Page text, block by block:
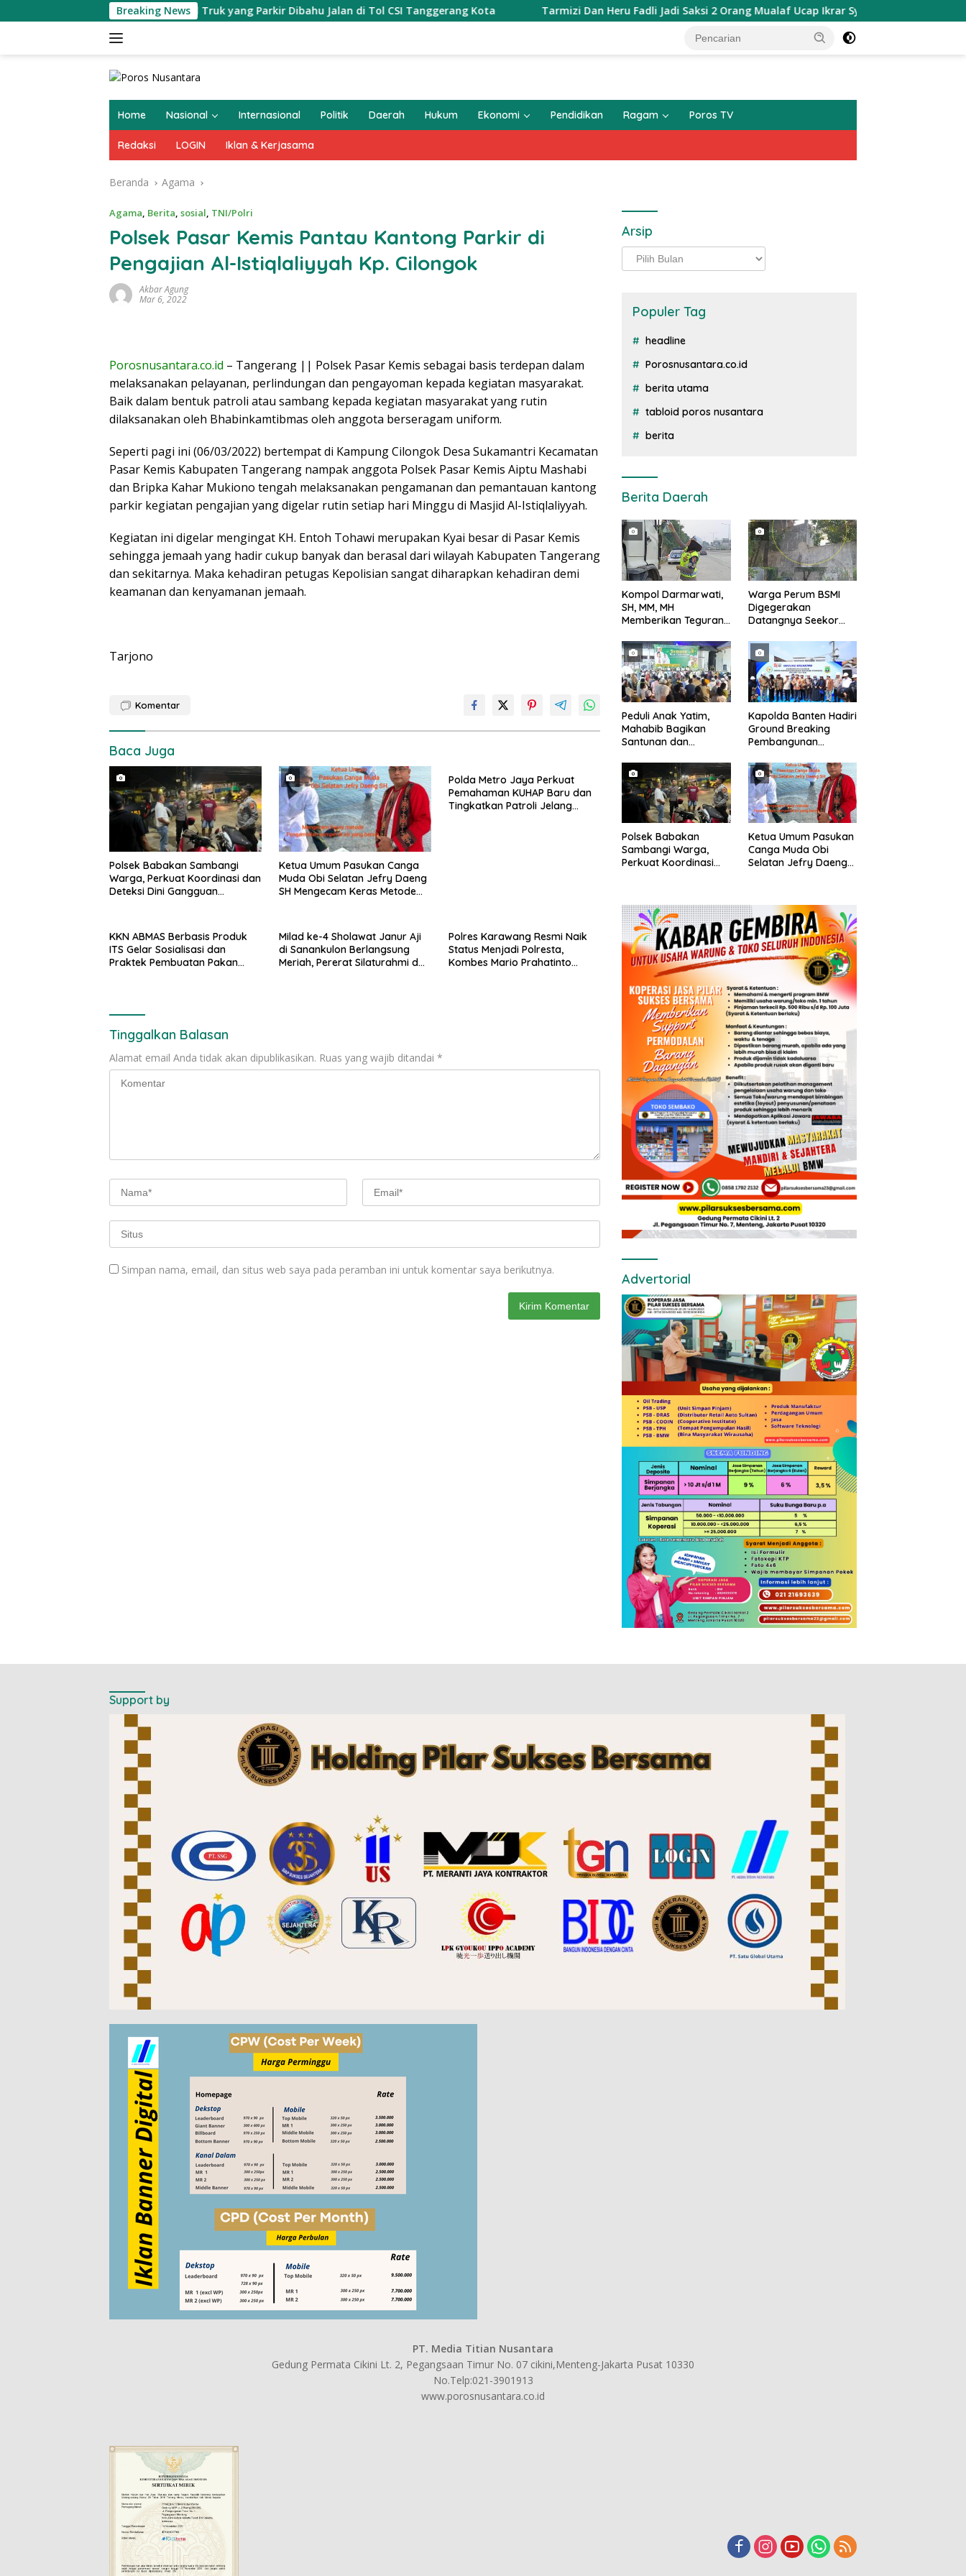
ke
Breaking News
Terhadap Mobil Truk yang Parkir Dibahu Jalan di Tol CSI Tanggerang Kota Tarmizi Dan Heru Fadli Jadi Saksi 2 Orang Mualaf Ucap Ikrar Syahadat Di Masjid Raya Al-Bakrie
Home Nasional Internasional Politik Daerah Hukum Ekonomi Pendidikan Ragam Poros TV
Redaksi LOGIN Iklan & Kerjasama
Beranda Agama
Agama, Berita, sosial, TNI/Polri
Polsek Pasar Kemis Pantau Kantong Parkir di
Pengajian Al-Istiqlaliyyah Kp. Cilongok
Akbar Agung
Mar 6, 2022
Porosnusantara.co.id – Tangerang || Polsek Pasar Kemis sebagai basis terdepan dalam
melaksanakan pelayanan, perlindungan dan pengayoman kepada kegiatan masyarakat.
Baik dalam bentuk patroli atau sambang kepada kegiatan masyarakat yang rutin
dilaksanakan oleh Bhabinkamtibmas oleh anggota berseragam uniform.
Seperti pagi ini (06/03/2022) bertempat di Kampung Cilongok Desa Sukamantri Kecamatan
Pasar Kemis Kabupaten Tangerang nampak anggota Polsek Pasar Kemis Aiptu Mashabi
dan Bripka Kahar Mukiono tengah melaksanakan pengamanan dan pemantauan kantong
parkir kegiatan pengajian yang digelar rutin setiap hari Minggu di Masjid Al-Istiqlaliyyah.
Kegiatan ini digelar mengingat KH. Entoh Tohawi merupakan Kyai besar di Pasar Kemis
sehingga jemaah yang hadir cukup banyak dan berasal dari wilayah Kabupaten Tangerang
dan sekitarnya. Maka kehadiran petugas Kepolisian sangat diharapkan kehadiran demi
keamanan dan kenyamanan jemaah.
Tarjono
Komentar
Baca Juga
Polsek Babakan Sambangi
Warga, Perkuat Koordinasi dan
Deteksi Dini Gangguan
Ketua Umum Pasukan Canga
Muda Obi Selatan Jefry Daeng
SH Mengecam Keras Metode
Polda Metro Jaya Perkuat
Pemahaman KUHAP Baru dan
Tingkatkan Patroli Jelang
KKN ABMAS Berbasis Produk
ITS Gelar Sosialisasi dan
Praktek Pembuatan Pakan
Milad ke-4 Sholawat Janur Aji
di Sanankulon Berlangsung
Meriah, Pererat Silaturahmi dan
Polres Karawang Resmi Naik
Status Menjadi Polresta,
Kombes Mario Prahatinto
Tinggalkan Balasan
Alamat email Anda tidak akan dipublikasikan. Ruas yang wajib ditandai *
Simpan nama, email, dan situs web saya pada peramban ini untuk komentar saya berikutnya.
Arsip
Arsip
Populer Tag
headline
Porosnusantara.co.id
berita utama
tabloid poros nusantara
berita
Berita Daerah
Kompol Darmarwati,
SH, MM, MH
Memberikan Teguran
yang Parkir Dibahu
Jalan di Tol CSI
Tanggerang Kota
Warga Perum BSMI
Digegerakan
Datangnya Seekor
Pemukiman
Peduli Anak Yatim,
Mahabib Bagikan
Santunan dan
Anak di Segarajaya
Kapolda Banten Hadiri
Ground Breaking
Pembangunan
di Ibu Kota Provinsi
Banten
Polsek Babakan
Sambangi Warga,
Perkuat Koordinasi
Ketua Umum Pasukan
Canga Muda Obi
Selatan Jefry Daeng
Laut yang Bersih
Advertorial
Support by
PT. Media Titian Nusantara
Gedung Permata Cikini Lt. 2, Pegangsaan Timur No. 07 cikini,Menteng-Jakarta Pusat 10330
No.Telp:021-3901913
www.porosnusantara.co.id